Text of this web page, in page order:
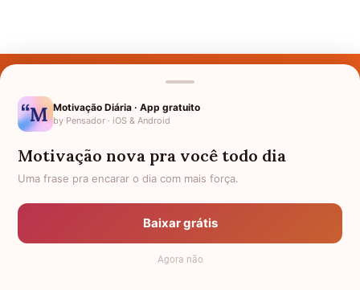
Nomes pelo Mundo
Política de Privacidade
Anuncie
Termos de Uso
Motivação Diária · App gratuito
by Pensador · iOS & Android
Motivação nova pra você todo dia
Uma frase pra encarar o dia com mais força.
Baixar grátis
Agora não